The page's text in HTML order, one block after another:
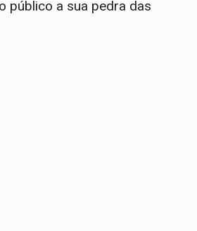
público a sua pedra das